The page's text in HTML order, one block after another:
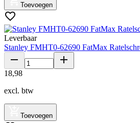
Toevoegen
Leverbaar
Stanley FMHT0-62690 FatMax
18,98
excl. btw
Toevoegen